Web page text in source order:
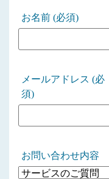
お名前 (必須)
メールアドレス (必
須)
お問い合わせ内容